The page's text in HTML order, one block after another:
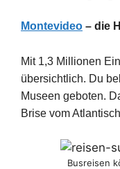
Montevideo – die
Mit 1,3 Millionen
übersichtlich. Du
Museen geboten.
Brise vom
Busreisen